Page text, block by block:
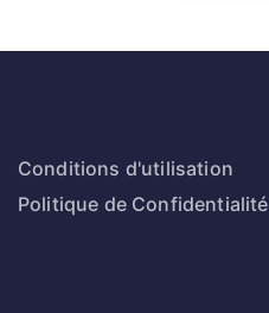
Conditions d'utilisation
Politique de Confidentialité